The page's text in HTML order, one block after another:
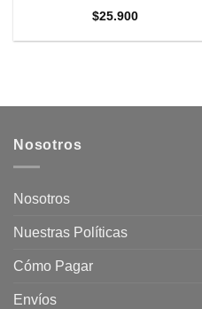
$25.900
Nosotros
Nosotros
Nuestras Políticas
Cómo Pagar
Envíos